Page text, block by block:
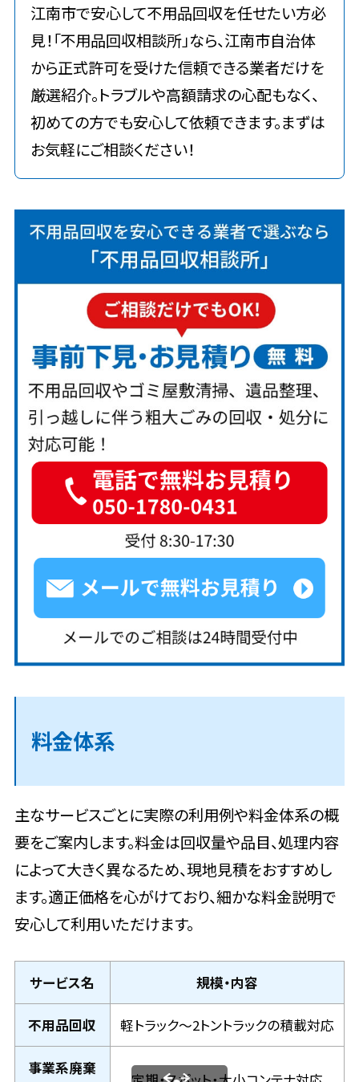
江南市で安心して不用品回収を任せたい方必
見！「不用品回収相談所」なら、江南市自治体
から正式許可を受けた信頼できる業者だけを
厳選紹介。トラブルや高額請求の心配もなく、
初めての方でも安心して依頼できます。まずは
お気軽にご相談ください！
料金体系
主なサービスごとに実際の利用例や料金体系の概
要をご案内します。料金は回収量や品目、処理内容
によって大きく異なるため、現地見積をおすすめし
ます。適正価格を心がけており、細かな料金説明で
安心して利用いただけます。
サービス名 規模・内容
不用品回収 軽トラック～2トントラックの積載対応
事業系廃棄